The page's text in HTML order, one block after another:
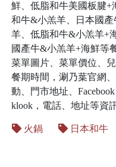
鮮、低脂和牛美國板腱+
和牛&小羔羊、日本國
羊、低脂和牛&小羔羊+
國產牛&小羔羊+海鮮等
菜單圖片、菜單價位、兒
餐期時間，涮乃葉官網
動、門市地址、Facebook
klook，電話、地址等資
火鍋 日本和牛